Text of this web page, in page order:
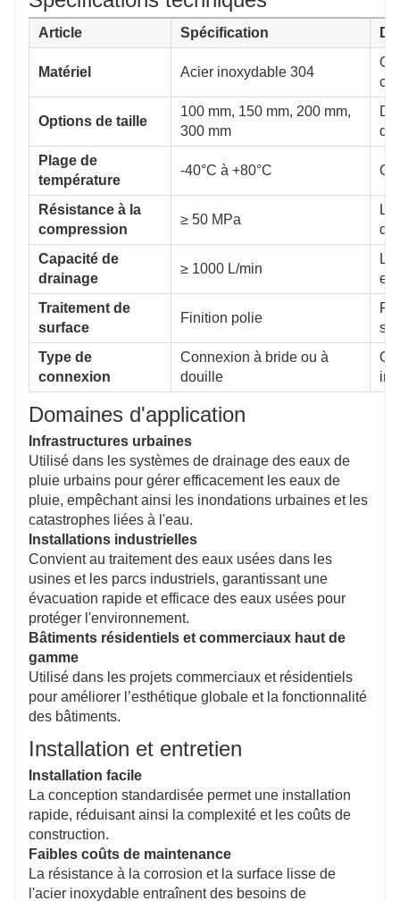
Article Spécification
Matériel Acier inoxydable 304
Options de taille
100 mm, 150 mm, 200 mm,
300 mm
Plage de
température
-40°C à +80°C
Résistance à la
compression
≥ 50 MPa
de
Capacité de
drainage
≥ 1000 L/min
Traitement de
surface
Finition polie
Type de
connexion
Connexion à bride ou à
douille
Domaines d'application
Infrastructures urbaines
Utilisé dans les systèmes de drainage des eaux de
pluie urbains pour gérer efficacement les eaux de
pluie, empêchant ainsi les inondations urbaines et les
catastrophes liées à l'eau.
Installations industrielles
Convient au traitement des eaux usées dans les
usines et les parcs industriels, garantissant une
évacuation rapide et efficace des eaux usées pour
protéger l'environnement.
Bâtiments résidentiels et commerciaux haut de
gamme
Utilisé dans les projets commerciaux et résidentiels
pour améliorer l’esthétique globale et la fonctionnalité
des bâtiments.
Installation et entretien
Installation facile
La conception standardisée permet une installation
rapide, réduisant ainsi la complexité et les coûts de
construction.
Faibles coûts de maintenance
La résistance à la corrosion et la surface lisse de
l'acier inoxydable entraînent des besoins de